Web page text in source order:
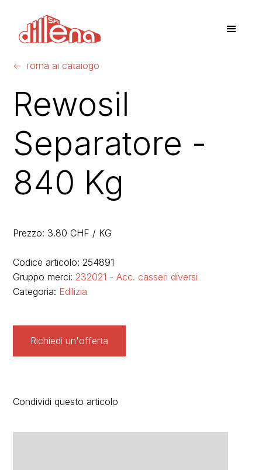
← Torna al catalogo
Rewosil
Separatore -
840 Kg
Prezzo: 3.80 CHF / KG
Codice articolo: 254891
Gruppo merci: 232021 - Acc. casseri diversi
Categoria: Edilizia
Richiedi un'offerta
Condividi questo articolo